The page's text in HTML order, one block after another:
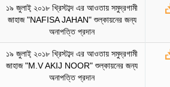
১৯ জুলাই্‌ ২০১৮ খ্রিস্টাব্দ এর আওতায় সমুদ্রগামী
জাহাজ "NAFISA JAHAN" শুল্কায়নের জন্য
অনাপত্তি প্রদান
১৯ জুলাই্‌ ২০১৮ খ্রিস্টাব্দ এর আওতায় সমুদ্রগামী
জাহাজ "M.V AKIJ NOOR" শুল্কায়নের জন্য
অনাপত্তি প্রদান